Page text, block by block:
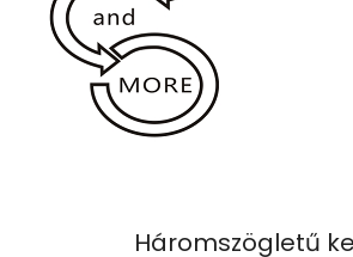
Háromszögletű